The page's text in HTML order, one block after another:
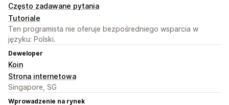
Często zadawane pytania
Tutoriale
Ten programista nie oferuje bezpośredniego wsparcia w
języku: Polski.
Deweloper
Koin
Strona internetowa
Singapore, SG
Wprowadzenie na rynek